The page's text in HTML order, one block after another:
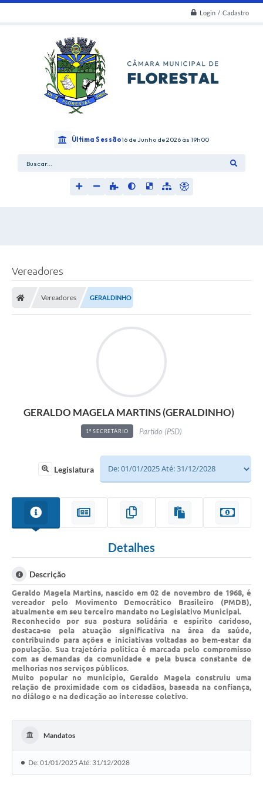
Login / Cadastro
Buscar...
Última Sessão16 de Junho de 2026 19h00
Vereadores
Vereadores GERALDINHO
GERALDO MAGELA MARTINS (GERALDINHO)
1º SECRETÁRIO Partido (PSD)
Legislatura
Detalhes
Descrição
Geraldo Magela Martins, nascido em 02 de novembro de 1968, é
vereador pelo Movimento Democrático Brasileiro (PMDB),
atualmente em seu terceiro mandato no Legislativo Municipal.
Reconhecido por sua postura solidária e espírito caridoso,
destaca-se pela atuação significativa na área da saúde,
contribuindo para ações e iniciativas voltadas ao bem-estar da
população. Sua trajetória política é marcada pelo compromisso
com as demandas da comunidade e pela busca constante de
melhorias nos serviços públicos.
Muito popular no município, Geraldo Magela construiu uma
relação de proximidade com os cidadãos, baseada na confiança,
no diálogo e na dedicação ao interesse coletivo.
Mandatos
De: 01/01/2025 Até: 31/12/2028